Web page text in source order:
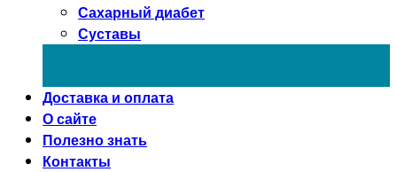
Сахарный диабет
Суставы
Доставка и оплата
О сайте
Полезно знать
Контакты